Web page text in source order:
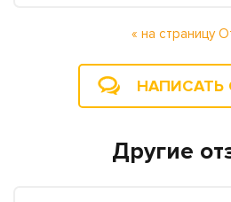
« на страницу
НАПИСАТЬ
Другие